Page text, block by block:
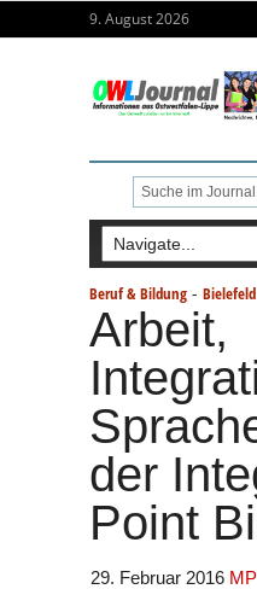
9. August 2026
Beruf & Bildung - Bielefeld
Arbeit,
der
Point
29. Februar 2016 MP